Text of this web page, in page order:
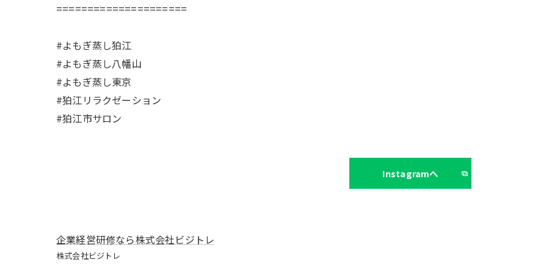
=====================
#よもぎ蒸し狛江
#よもぎ蒸し八幡山
#よもぎ蒸し東京
#狛江リラクゼーション
#狛江市サロン
Instagramへ
企業経営研修なら株式会社ビジトレ
株式会社ビジトレ